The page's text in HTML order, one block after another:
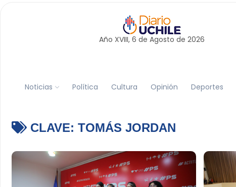
Año XVIII, 6 de Agosto de 2026
Noticias Política Cultura Opinión Deportes
CLAVE: TOMÁS JORDAN